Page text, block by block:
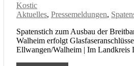
Kostic
Aktuelles, Pressemeldungen,
Spatenstich zum Ausbau der
Walheim erfolgt
Ellwangen/Walheim | Im Landkreis